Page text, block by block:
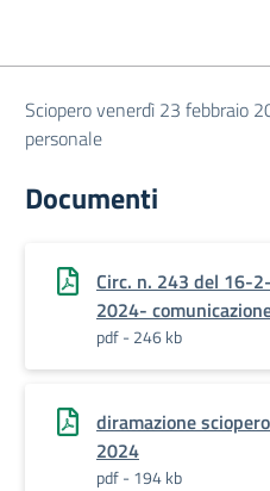
Sciopero venerdì 23 febbraio
personale
Documenti
Circ. n. 243 del 16-
2024-
pdf - 246 kb
diramazione
2024
pdf - 194 kb